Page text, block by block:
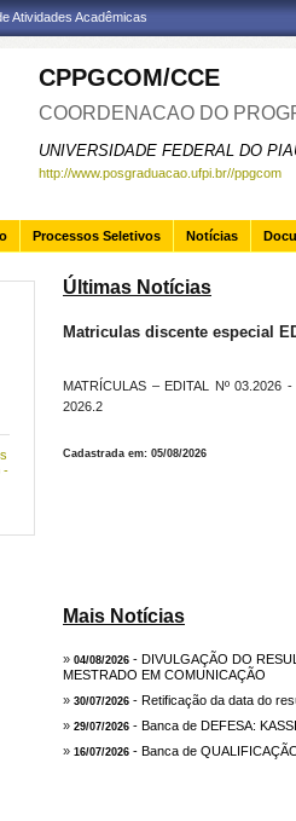
Atividades Acadêmicas
CPPGCOM/CCE
COORDENACAO DO
UNIVERSIDADE FEDERAL DO
http://www.posgraduacao.ufpi.br//ppgcom
Processos Seletivos Notícias
-
Últimas Notícias
Matriculas discente especial
MATRÍCULAS – EDITAL Nº 03.2026
2026.2
Cadastrada em: 05/08/2026
Mais Notícias
» 04/08/2026 - DIVULGAÇÃO DO
MESTRADO EM COMUNICAÇÃO
» 30/07/2026 - Retificação da data do
» 29/07/2026 - Banca de DEFESA:
» 16/07/2026 - Banca de